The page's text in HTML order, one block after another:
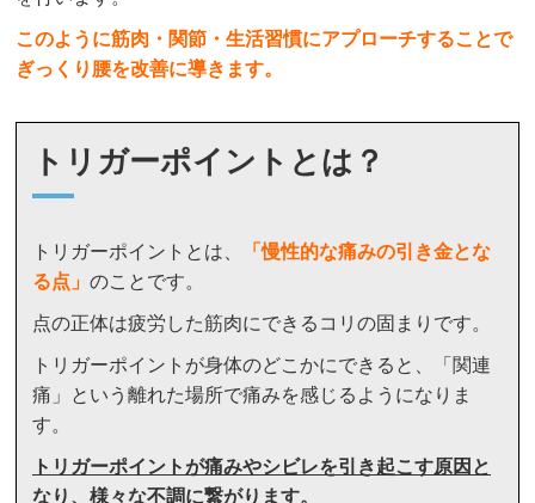
このように筋肉・関節・生活習慣にアプローチすることで
ぎっくり腰を改善に導きます。
トリガーポイントとは？
トリガーポイントとは、 「慢性的な痛みの引き金とな
る点」のことです。
点の正体は疲労した筋肉にできるコリの固まりです。
トリガーポイントが身体のどこかにできると、「関連
痛」という離れた場所で痛みを感じるようになりま
す。
トリガーポイントが痛みやシビレを引き起こす原因と
なり、様々な不調に繋がります。